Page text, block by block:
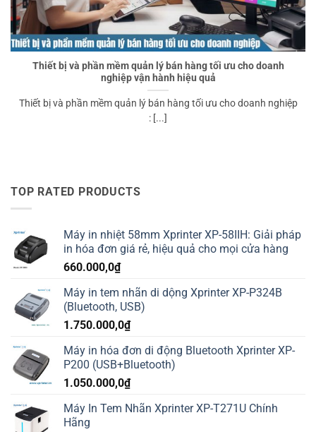
Thiết bị và phần mềm quản lý bán hàng tối ưu cho doanh
nghiệp vận hành hiệu quả
Thiết bị và phần mềm quản lý bán hàng tối ưu cho doanh nghiệp
: [...]
TOP RATED PRODUCTS
Máy in nhiệt 58mm Xprinter XP-58IIH: Giải pháp
in hóa đơn giá rẻ, hiệu quả cho mọi cửa hàng
660.000,0₫
Máy in tem nhãn di dộng Xprinter XP-P324B
(Bluetooth, USB)
1.750.000,0₫
Máy in hóa đơn di động Bluetooth Xprinter XP-
P200 (USB+Bluetooth)
1.050.000,0₫
Máy In Tem Nhãn Xprinter XP-T271U Chính
Hãng